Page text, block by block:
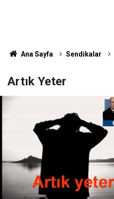
Ana Sayfa Sendikalar
Artık Yeter